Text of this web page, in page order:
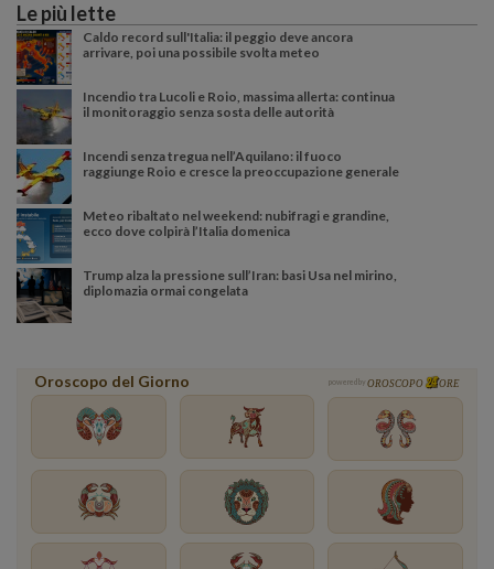
Le più lette
Caldo record sull'Italia: il peggio deve ancora
arrivare, poi una possibile svolta meteo
Incendio tra Lucoli e Roio, massima allerta: continua
il monitoraggio senza sosta delle autorità
Incendi senza tregua nell’Aquilano: il fuoco
raggiunge Roio e cresce la preoccupazione generale
Meteo ribaltato nel weekend: nubifragi e grandine,
ecco dove colpirà l’Italia domenica
Trump alza la pressione sull’Iran: basi Usa nel mirino,
diplomazia ormai congelata
Oroscopo del Giorno powered by OROSCOPO ORE